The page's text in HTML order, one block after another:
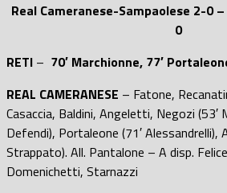
Real Cameranese-Sampaolese 2-0
0
RETI – 70′ Marchionne, 77′
REAL CAMERANESE – Fatone,
Casaccia, Baldini, Angeletti, Negozi (53′
Defendi), Portaleone (71′ Alessandrelli),
Strappato). All. Pantalone – A disp.
Domenichetti, Starnazzi